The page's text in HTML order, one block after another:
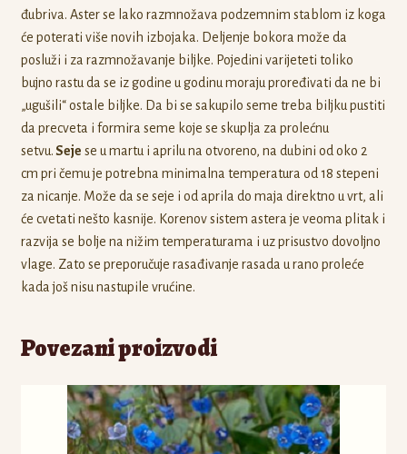
đubriva. Aster se lako razmnožava podzemnim stablom iz koga
će poterati više novih izbojaka. Deljenje bokora može da
posluži i za razmnožavanje biljke. Pojedini varijeteti toliko
bujno rastu da se iz godine u godinu moraju proređivati da ne bi
„ugušili“ ostale biljke. Da bi se sakupilo seme treba biljku pustiti
da precveta i formira seme koje se skuplja za prolećnu
setvu.Seje se u martu i aprilu na otvoreno, na dubini od oko 2
cm pri čemu je potrebna minimalna temperatura od 18 stepeni
za nicanje. Može da se seje i od aprila do maja direktno u vrt, ali
će cvetati nešto kasnije. Korenov sistem astera je veoma plitak i
razvija se bolje na nižim temperaturama i uz prisustvo dovoljno
vlage. Zato se preporučuje rasađivanje rasada u rano proleće
kada još nisu nastupile vrućine.
Povezani proizvodi